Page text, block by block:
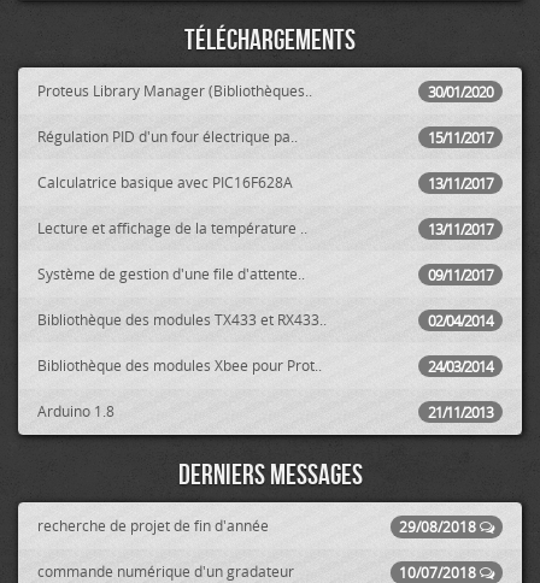
Téléchargements
30/01/2020
Proteus Library Manager (Bibliothèques..
15/11/2017
Régulation PID d'un four électrique pa..
13/11/2017
Calculatrice basique avec PIC16F628A
13/11/2017
Lecture et affichage de la température ..
09/11/2017
Système de gestion d'une file d'attente..
02/04/2014
Bibliothèque des modules TX433 et RX433..
24/03/2014
Bibliothèque des modules Xbee pour Prot..
21/11/2013
Arduino 1.8
Derniers messages
29/08/2018
recherche de projet de fin d'année
10/07/2018
commande numérique d'un gradateur